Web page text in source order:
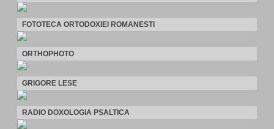
FOTOTECA ORTODOXIEI ROMANESTI
ORTHOPHOTO
GRIGORE LESE
RADIO DOXOLOGIA PSALTICA